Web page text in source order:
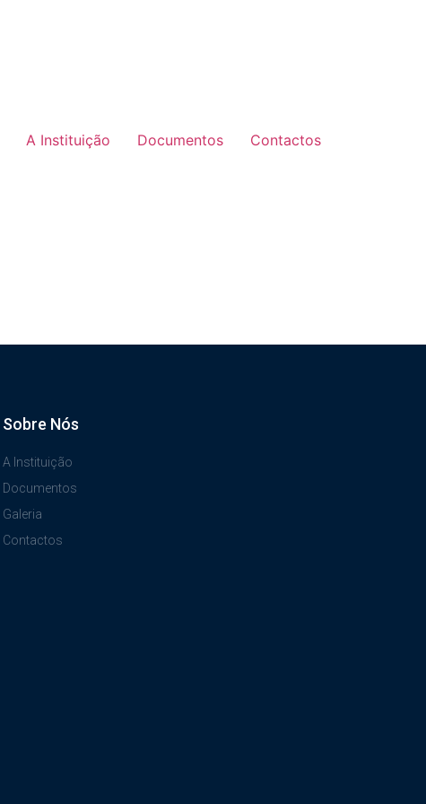
A Instituição Documentos Contactos
Sobre Nós
A Instituição
Documentos
Galeria
Contactos